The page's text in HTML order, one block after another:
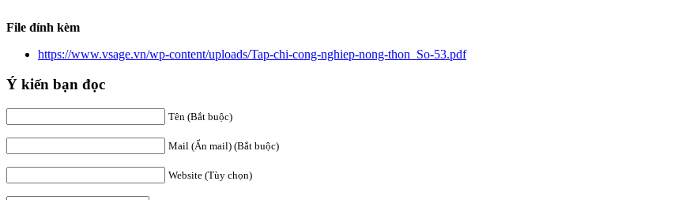
File đính kèm
https://www.vsage.vn/wp-content/uploads/Tap-chi-cong-nghiep-nong-thon_So-53.pdf
Ý kiến bạn đọc
Tên (Bắt buộc)
Mail (Ẩn mail) (Bắt buộc)
Website (Tùy chọn)